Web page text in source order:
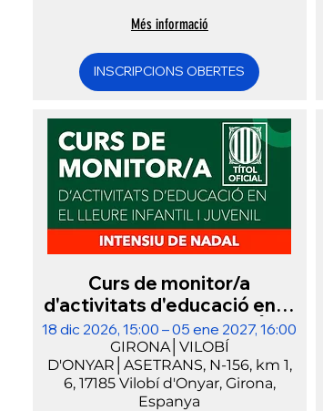
Més informació
INSCRIPCIONS OBERTES
Curs de monitor/a
d'activitats d'educació en el
lleure│NADAL│VILOBÍ -
ZONA GIRONA
18 dic 2026, 15:00 – 05 ene 2027, 16:00
GIRONA│VILOBÍ
D'ONYAR│ASETRANS, N-156, km 1,
6, 17185 Vilobí d'Onyar, Girona,
Espanya